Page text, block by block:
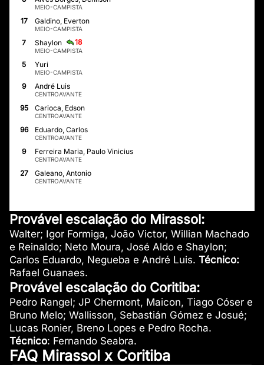
MEIO-CAMPISTA
17 Galdino, Everton
MEIO-CAMPISTA
7 Shaylon 18
MEIO-CAMPISTA
5 Yuri
MEIO-CAMPISTA
9 André Luis
CENTROAVANTE
95 Carioca, Edson
CENTROAVANTE
96 Eduardo, Carlos
CENTROAVANTE
9 Ferreira Maria, Paulo Vinicius
CENTROAVANTE
27 Galeano, Antonio
CENTROAVANTE
Provável escalação do Mirassol:
Walter; Igor Formiga, João Victor, Willian Machado
e Reinaldo; Neto Moura, José Aldo e Shaylon;
Carlos Eduardo, Negueba e André Luis. Técnico:
Rafael Guanaes.
Provável escalação do Coritiba:
Pedro Rangel; JP Chermont, Maicon, Tiago Cóser e
Bruno Melo; Wallisson, Sebastián Gómez e Josué;
Lucas Ronier, Breno Lopes e Pedro Rocha.
Técnico: Fernando Seabra.
FAQ Mirassol x Coritiba